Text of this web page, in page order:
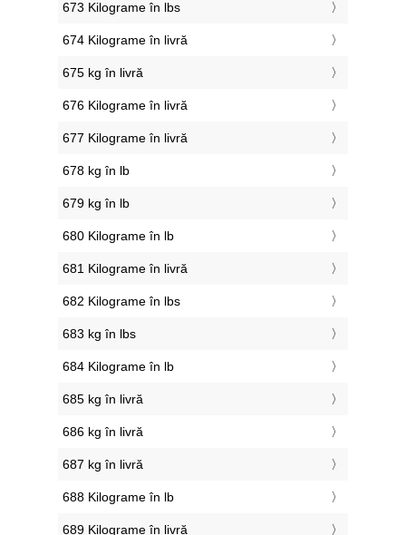
673 Kilograme în lbs
674 Kilograme în livră
675 kg în livră
676 Kilograme în livră
677 Kilograme în livră
678 kg în lb
679 kg în lb
680 Kilograme în lb
681 Kilograme în livră
682 Kilograme în lbs
683 kg în lbs
684 Kilograme în lb
685 kg în livră
686 kg în livră
687 kg în livră
688 Kilograme în lb
689 Kilograme în livră